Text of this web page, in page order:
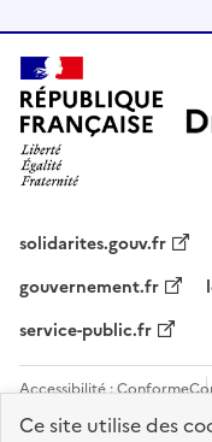
solidarites.gouv.fr
gouvernement.fr
service-public.fr
Accessibilité : Conforme
Flux RSS
Recrutements
Ce site utilise des